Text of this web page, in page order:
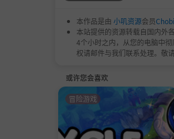
本作品是由 小叽资源会员
本站提供的资源转载自国内外
4个小时之内，从您的电脑中
权请邮件与我们联系处理。敬
或许您会喜欢
冒险游戏